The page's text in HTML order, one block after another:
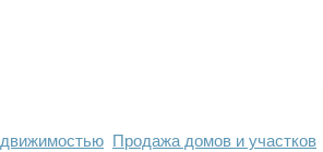
Продажа домов и участков